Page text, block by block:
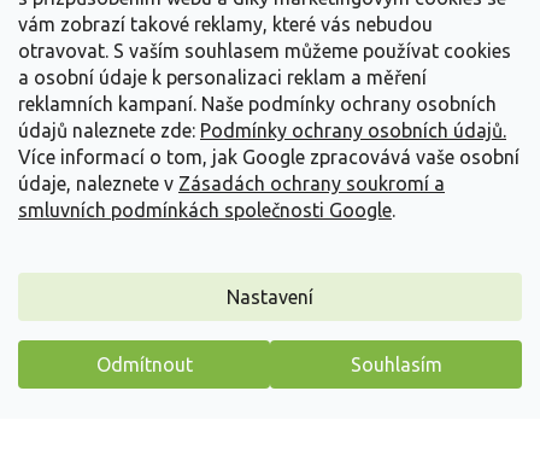
vám zobrazí takové reklamy, které vás nebudou
otravovat. S vaším souhlasem můžeme používat cookies
a osobní údaje k personalizaci reklam a měření
reklamních kampaní. Naše podmínky ochrany osobních
údajů naleznete zde: Podmínky ochrany osobních údajů.
Více informací o tom, jak Google zpracovává vaše osobní
údaje, naleznete v Zásadách ochrany soukromí a
smluvních podmínkách společnosti Google.
Nastavení
Odmítnout Souhlasím
Světelné
podmínky
Slunce,Polostín
Balení: kontejner
Plant Passport:
A: Laurus B: CZ-4282 C: 26/FP/0059 D:
IT
Plant Passport
A: Laurus B: CZ-4282 C: 26/FP/0074 D:
IT
4:
A: Laurus B: CZ-4282 C: 26/FP/0026 D:
IT
A: Laurus B: CZ-4282 C: 26/FP/0039 D:
NL
Máme pro vás malý dárek